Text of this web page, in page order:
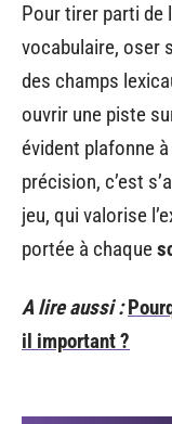
Pour tirer parti de
vocabulaire, oser
des champs
ouvrir une piste
évident plafonne
précision, c’est
jeu, qui valorise
portée à chaque
A lire aussi :
il important ?